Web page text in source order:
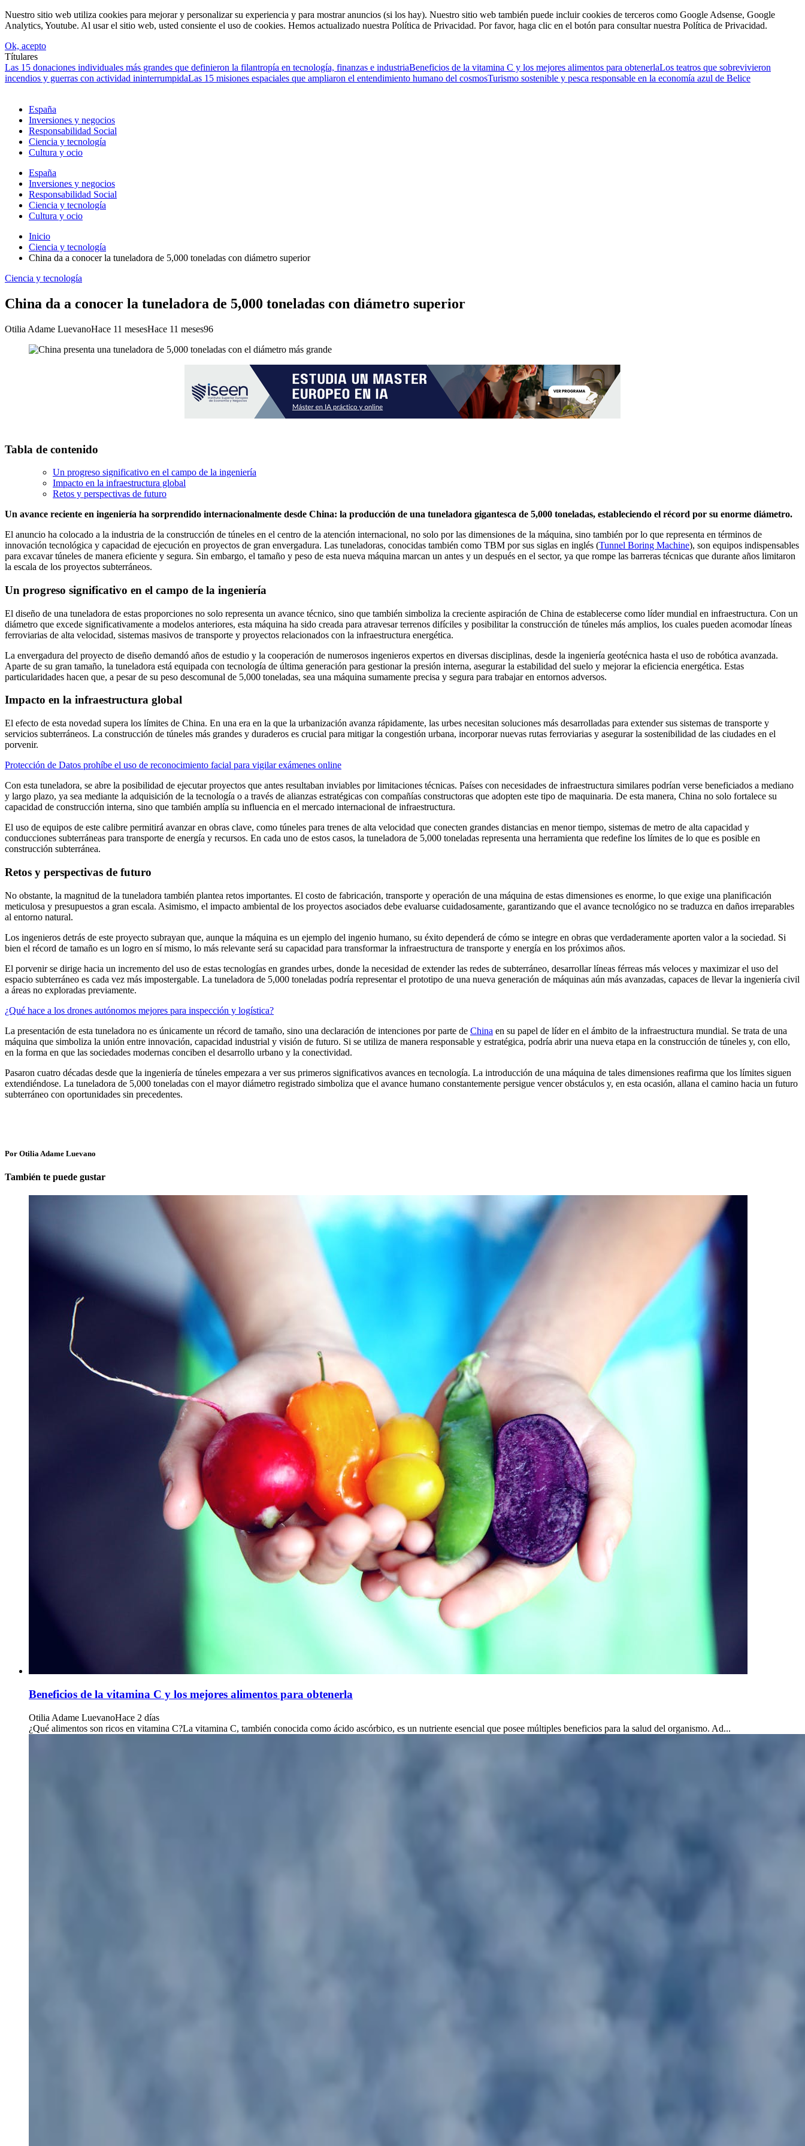
Nuestro sitio web utiliza cookies para mejorar y personalizar su experiencia y para mostrar anuncios (si los hay). Nuestro sitio web también puede incluir cookies de terceros como Google Adsense, Google
Analytics, Youtube. Al usar el sitio web, usted consiente el uso de cookies. Hemos actualizado nuestra Política de Privacidad. Por favor, haga clic en el botón para consultar nuestra Política de Privacidad.
Ok, acepto
Títulares
Las 15 donaciones individuales más grandes que definieron la filantropía en tecnología, finanzas e industriaBeneficios de la vitamina C y los mejores alimentos para obtenerlaLos teatros que sobrevivieron
incendios y guerras con actividad ininterrumpidaLas 15 misiones espaciales que ampliaron el entendimiento humano del cosmosTurismo sostenible y pesca responsable en la economía azul de Belice
España
Inversiones y negocios
Responsabilidad Social
Ciencia y tecnología
Cultura y ocio
España
Inversiones y negocios
Responsabilidad Social
Ciencia y tecnología
Cultura y ocio
Inicio
Ciencia y tecnología
China da a conocer la tuneladora de 5,000 toneladas con diámetro superior
Ciencia y tecnología
China da a conocer la tuneladora de 5,000 toneladas con diámetro superior
Otilia Adame LuevanoHace 11 mesesHace 11 meses96
Tabla de contenido
Un progreso significativo en el campo de la ingeniería
Impacto en la infraestructura global
Retos y perspectivas de futuro
Un avance reciente en ingeniería ha sorprendido internacionalmente desde China: la producción de una tuneladora gigantesca de 5,000 toneladas, estableciendo el récord por su enorme diámetro.
El anuncio ha colocado a la industria de la construcción de túneles en el centro de la atención internacional, no solo por las dimensiones de la máquina, sino también por lo que representa en términos de
innovación tecnológica y capacidad de ejecución en proyectos de gran envergadura. Las tuneladoras, conocidas también como TBM por sus siglas en inglés (Tunnel Boring Machine), son equipos indispensables
para excavar túneles de manera eficiente y segura. Sin embargo, el tamaño y peso de esta nueva máquina marcan un antes y un después en el sector, ya que rompe las barreras técnicas que durante años limitaron
la escala de los proyectos subterráneos.
Un progreso significativo en el campo de la ingeniería
El diseño de una tuneladora de estas proporciones no solo representa un avance técnico, sino que también simboliza la creciente aspiración de China de establecerse como líder mundial en infraestructura. Con un
diámetro que excede significativamente a modelos anteriores, esta máquina ha sido creada para atravesar terrenos difíciles y posibilitar la construcción de túneles más amplios, los cuales pueden acomodar líneas
ferroviarias de alta velocidad, sistemas masivos de transporte y proyectos relacionados con la infraestructura energética.
La envergadura del proyecto de diseño demandó años de estudio y la cooperación de numerosos ingenieros expertos en diversas disciplinas, desde la ingeniería geotécnica hasta el uso de robótica avanzada.
Aparte de su gran tamaño, la tuneladora está equipada con tecnología de última generación para gestionar la presión interna, asegurar la estabilidad del suelo y mejorar la eficiencia energética. Estas
particularidades hacen que, a pesar de su peso descomunal de 5,000 toneladas, sea una máquina sumamente precisa y segura para trabajar en entornos adversos.
Impacto en la infraestructura global
El efecto de esta novedad supera los límites de China. En una era en la que la urbanización avanza rápidamente, las urbes necesitan soluciones más desarrolladas para extender sus sistemas de transporte y
servicios subterráneos. La construcción de túneles más grandes y duraderos es crucial para mitigar la congestión urbana, incorporar nuevas rutas ferroviarias y asegurar la sostenibilidad de las ciudades en el
porvenir.
Protección de Datos prohíbe el uso de reconocimiento facial para vigilar exámenes online
Con esta tuneladora, se abre la posibilidad de ejecutar proyectos que antes resultaban inviables por limitaciones técnicas. Países con necesidades de infraestructura similares podrían verse beneficiados a mediano
y largo plazo, ya sea mediante la adquisición de la tecnología o a través de alianzas estratégicas con compañías constructoras que adopten este tipo de maquinaria. De esta manera, China no solo fortalece su
capacidad de construcción interna, sino que también amplía su influencia en el mercado internacional de infraestructura.
El uso de equipos de este calibre permitirá avanzar en obras clave, como túneles para trenes de alta velocidad que conecten grandes distancias en menor tiempo, sistemas de metro de alta capacidad y
conducciones subterráneas para transporte de energía y recursos. En cada uno de estos casos, la tuneladora de 5,000 toneladas representa una herramienta que redefine los límites de lo que es posible en
construcción subterránea.
Retos y perspectivas de futuro
No obstante, la magnitud de la tuneladora también plantea retos importantes. El costo de fabricación, transporte y operación de una máquina de estas dimensiones es enorme, lo que exige una planificación
meticulosa y presupuestos a gran escala. Asimismo, el impacto ambiental de los proyectos asociados debe evaluarse cuidadosamente, garantizando que el avance tecnológico no se traduzca en daños irreparables
al entorno natural.
Los ingenieros detrás de este proyecto subrayan que, aunque la máquina es un ejemplo del ingenio humano, su éxito dependerá de cómo se integre en obras que verdaderamente aporten valor a la sociedad. Si
bien el récord de tamaño es un logro en sí mismo, lo más relevante será su capacidad para transformar la infraestructura de transporte y energía en los próximos años.
El porvenir se dirige hacia un incremento del uso de estas tecnologías en grandes urbes, donde la necesidad de extender las redes de subterráneo, desarrollar líneas férreas más veloces y maximizar el uso del
espacio subterráneo es cada vez más impostergable. La tuneladora de 5,000 toneladas podría representar el prototipo de una nueva generación de máquinas aún más avanzadas, capaces de llevar la ingeniería civil
a áreas no exploradas previamente.
¿Qué hace a los drones autónomos mejores para inspección y logística?
La presentación de esta tuneladora no es únicamente un récord de tamaño, sino una declaración de intenciones por parte de China en su papel de líder en el ámbito de la infraestructura mundial. Se trata de una
máquina que simboliza la unión entre innovación, capacidad industrial y visión de futuro. Si se utiliza de manera responsable y estratégica, podría abrir una nueva etapa en la construcción de túneles y, con ello,
en la forma en que las sociedades modernas conciben el desarrollo urbano y la conectividad.
Pasaron cuatro décadas desde que la ingeniería de túneles empezara a ver sus primeros significativos avances en tecnología. La introducción de una máquina de tales dimensiones reafirma que los límites siguen
extendiéndose. La tuneladora de 5,000 toneladas con el mayor diámetro registrado simboliza que el avance humano constantemente persigue vencer obstáculos y, en esta ocasión, allana el camino hacia un futuro
subterráneo con oportunidades sin precedentes.
Por Otilia Adame Luevano
También te puede gustar
Beneficios de la vitamina C y los mejores alimentos para obtenerla
Otilia Adame LuevanoHace 2 días
¿Qué alimentos son ricos en vitamina C?La vitamina C, también conocida como ácido ascórbico, es un nutriente esencial que posee múltiples beneficios para la salud del organismo. Ad...